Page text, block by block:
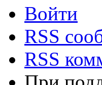
Войти
RSS
RSS